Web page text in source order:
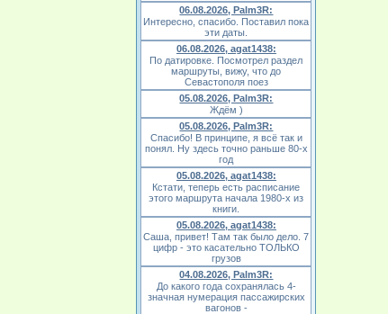
06.08.2026, Palm3R:
Интересно, спасибо. Поставил пока
эти даты.
06.08.2026, agat1438:
По датировке. Посмотрел раздел
маршруты, вижу, что до
Севастополя поез
05.08.2026, Palm3R:
Ждём )
05.08.2026, Palm3R:
Спасибо! В принципе, я всё так и
понял. Ну здесь точно раньше 80-х
год
05.08.2026, agat1438:
Кстати, теперь есть расписание
этого маршрута начала 1980-х из
книги.
05.08.2026, agat1438:
Саша, привет! Там так было дело. 7
цифр - это касательно ТОЛЬКО
грузов
04.08.2026, Palm3R:
До какого года сохранялась 4-
значная нумерация пассажирских
вагонов -